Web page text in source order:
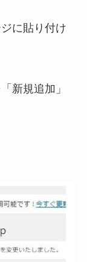
に貼り付け
新規追加」